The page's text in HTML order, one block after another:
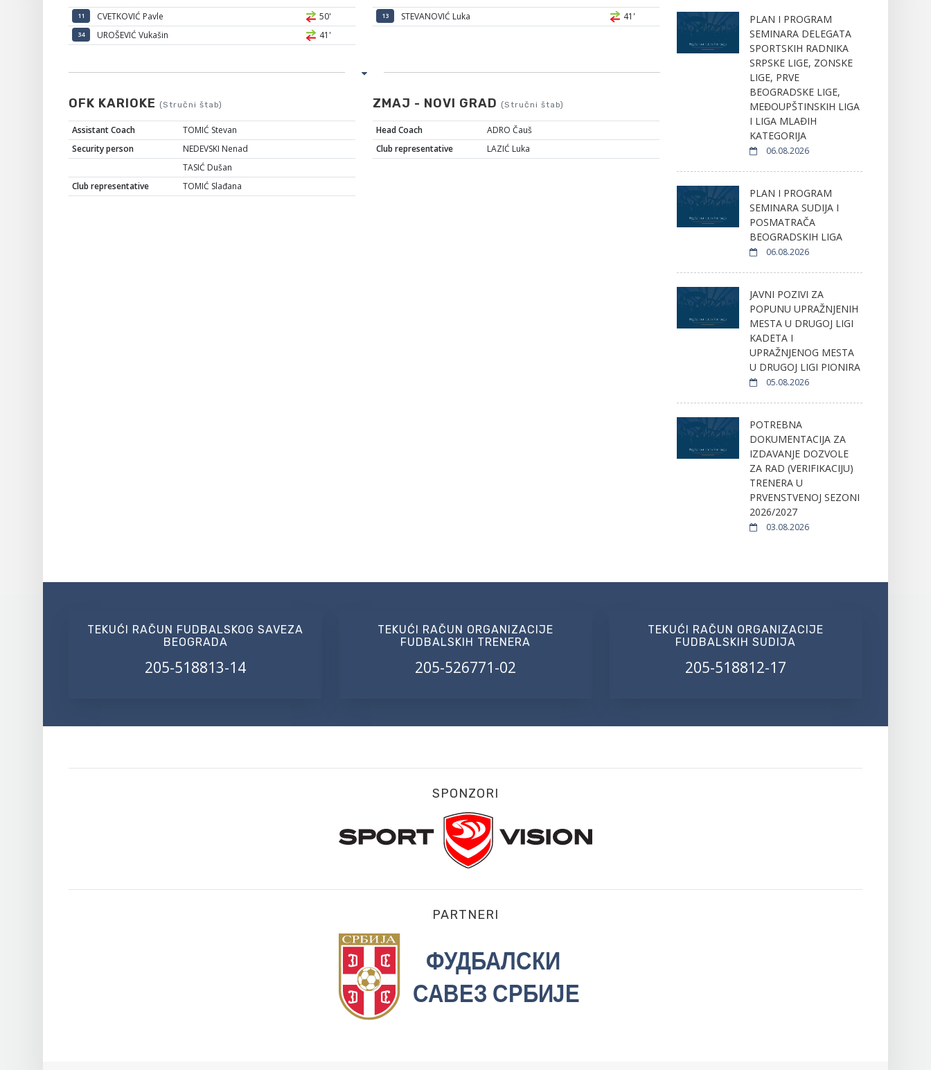
11 CVETKOVIĆ Pavle 50'
34 UROŠEVIĆ Vukašin 41'
13 STEVANOVIĆ Luka 41'
OFK KARIOKE (Stručni štab)
Assistant Coach
TOMIĆ Stevan
Security person
NEDEVSKI Nenad
TASIĆ Dušan
Club representative
TOMIĆ Slađana
ZMAJ - NOVI GRAD (Stručni štab)
Head Coach
ADRO Čauš
Club representative
LAZIĆ Luka
PLAN I PROGRAM
SEMINARA DELEGATA
SPORTSKIH RADNIKA
SRPSKE LIGE, ZONSKE
LIGE, PRVE
BEOGRADSKE LIGE,
MEĐOUPŠTINSKIH LIGA
I LIGA MLAĐIH
KATEGORIJA
06.08.2026
PLAN I PROGRAM
SEMINARA SUDIJA I
POSMATRAČA
BEOGRADSKIH LIGA
06.08.2026
JAVNI POZIVI ZA
POPUNU UPRAŽNJENIH
MESTA U DRUGOJ LIGI
KADETA I
UPRAŽNJENOG MESTA
U DRUGOJ LIGI PIONIRA
05.08.2026
POTREBNA
DOKUMENTACIJA ZA
IZDAVANJE DOZVOLE
ZA RAD (VERIFIKACIJU)
TRENERA U
PRVENSTVENOJ SEZONI
2026/2027
03.08.2026
TEKUĆI RAČUN FUDBALSKOG SAVEZA
BEOGRADA
205-518813-14
TEKUĆI RAČUN ORGANIZACIJE
FUDBALSKIH TRENERA
205-526771-02
TEKUĆI RAČUN ORGANIZACIJE
FUDBALSKIH SUDIJA
205-518812-17
SPONZORI
PARTNERI